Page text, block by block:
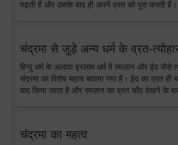
पढ़ती हैं और उसके बाद ही अपने व्रत को पूरा करती हैं।
चंद्रमा से जुड़े अन्य धर्म के व्रत-
हिन्दू धर्म के अलावा इस्लाम धर्म में रमज़ान और ईद जैसे
चंद्रमा का विशेष महत्व बताया गया है। ईद का व्रत
बाद किया जाता है और रमज़ान का व्रत चाँद देखने के
चंद्रमा का महत्व